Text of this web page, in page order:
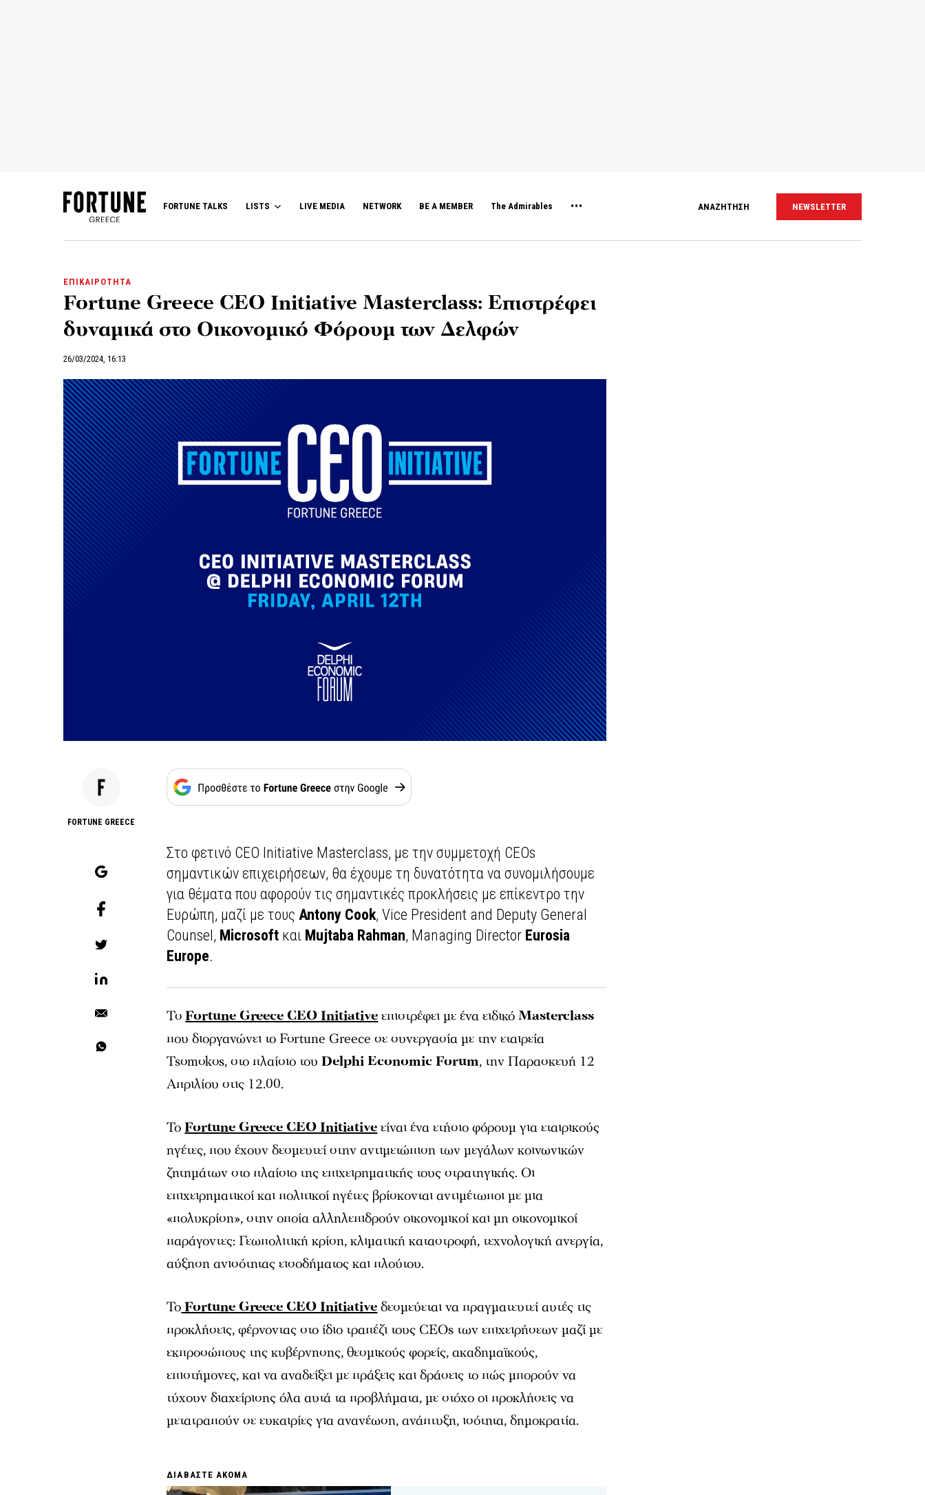
FORTUNE TALKS LISTS LIVE MEDIA NETWORK BE A MEMBER The Admirables ΑΝΑΖΗΤΗΣΗ NEWSLETTER
ΕΠΙΚΑΙΡΟΤΗΤΑ
Fortune Greece CEO Initiative Masterclass: Επιστρέφει
δυναμικά στο Οικονομικό Φόρουμ των Δελφών
26/03/2024, 16:13
FORTUNE GREECE
Στο φετινό CEO Initiative Masterclass, με την συμμετοχή CEOs
σημαντικών επιχειρήσεων, θα έχουμε τη δυνατότητα να συνομιλήσουμε
για θέματα που αφορούν τις σημαντικές προκλήσεις με επίκεντρο την
Ευρώπη, μαζί με τους Antony Cook, Vice President and Deputy General
Counsel, Microsoft και Mujtaba Rahman, Managing Director Eurosia
Europe.
ToFortune Greece CEO Initiativeεπιστρέφει με ένα ειδικόMasterclass
που διοργανώνει το Fortune Greece σε συνεργασία με την εταιρεία
Tsomokos, στο πλαίσιο τουDelphi Economic Forum, την Παρασκευή 12
Απριλίου στις 12.00.
ΤοFortune Greece CEO Initiativeείναι ένα ετήσιο φόρουμ για εταιρικούς
ηγέτες, που έχουν δεσμευτεί στην αντιμετώπιση των μεγάλων κοινωνικών
ζητημάτων στο πλαίσιο της επιχειρηματικής τους στρατηγικής. Οι
επιχειρηματικοί και πολιτικοί ηγέτες βρίσκονται αντιμέτωποι με μια
«πολυκρίση», στην οποία αλληλεπιδρούν οικονομικοί και μη οικονομικοί
παράγοντες: Γεωπολιτική κρίση, κλιματική καταστροφή, τεχνολογική ανεργία,
αύξηση ανισότητας εισοδήματος και πλούτου.
ΤοFortune Greece CEO Initiativeδεσμεύεται να πραγματευτεί αυτές τις
προκλήσεις, φέρνοντας στο ίδιο τραπέζι τους CEOs των επιχειρήσεων μαζί με
εκπροσώπους της κυβέρνησης, θεσμικούς φορείς, ακαδημαϊκούς,
επιστήμονες, και να αναδείξει με πράξεις και δράσεις το πώς μπορούν να
τύχουν διαχείρισης όλα αυτά τα προβλήματα, με στόχο οι προκλήσεις να
μετατραπούν σε ευκαιρίες για ανανέωση, ανάπτυξη, ισότητα, δημοκρατία.
ΔΙΑΒΑΣΤΕ ΑΚΟΜΑ